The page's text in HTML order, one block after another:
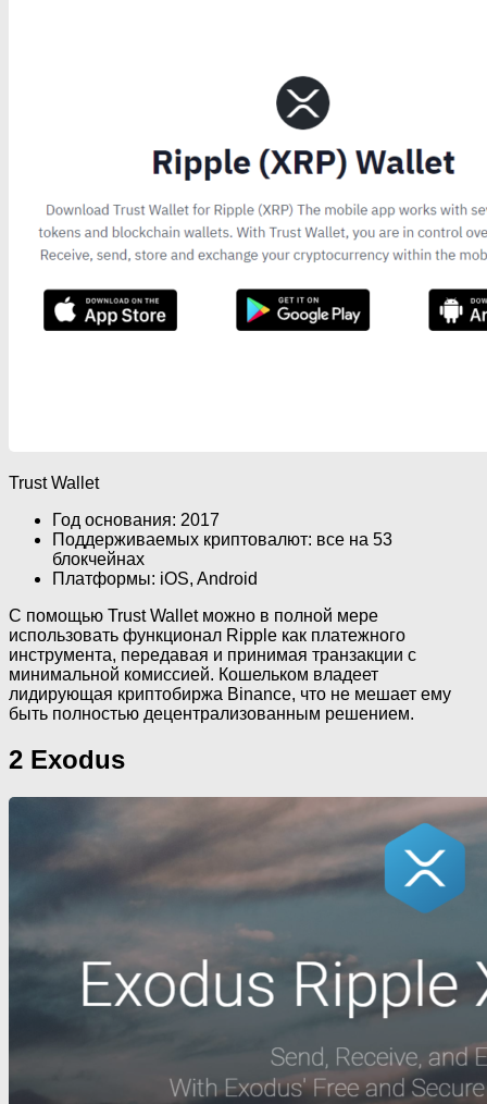
Trust Wallet
Год основания: 2017
Поддерживаемых криптовалют: все на 53
блокчейнах
Платформы: iOS, Android
С помощью Trust Wallet можно в полной мере
использовать функционал Ripple как платежного
инструмента, передавая и принимая транзакции с
минимальной комиссией. Кошельком владеет
лидирующая криптобиржа Binance, что не мешает ему
быть полностью децентрализованным решением.
2 Exodus